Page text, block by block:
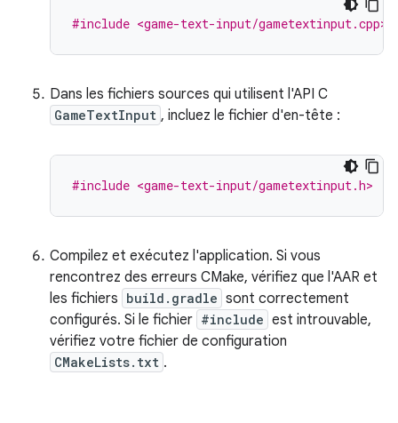
#include <game-text-input/gametextinput.cpp>
Dans les fichiers sources qui utilisent l'API C
GameTextInput , incluez le fichier d'en-tête :
#include <game-text-input/gametextinput.h>
Compilez et exécutez l'application. Si vous
rencontrez des erreurs CMake, vérifiez que l'AAR et
les fichiers build.gradle sont correctement
configurés. Si le fichier #include est introuvable,
vérifiez votre fichier de configuration
CMakeLists.txt .